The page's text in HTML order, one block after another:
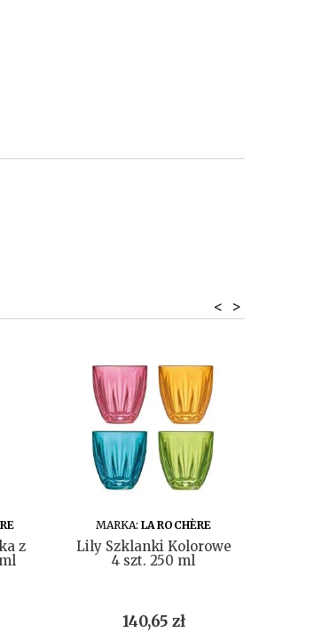
>
<
z
DO KOSZYKA
MARKA: LA ROCHÈRE
Lily Szklanki Kolorowe
4 szt. 250 ml
Cena
140,65 zł